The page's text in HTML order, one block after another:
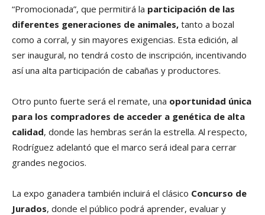
“Promocionada”, que permitirá la participación de las
diferentes generaciones de animales, tanto a bozal
como a corral, y sin mayores exigencias. Esta edición, al
ser inaugural, no tendrá costo de inscripción, incentivando
así una alta participación de cabañas y productores.
Otro punto fuerte será el remate, una oportunidad única
para los compradores de acceder a genética de alta
calidad, donde las hembras serán la estrella. Al respecto,
Rodríguez adelantó que el marco será ideal para cerrar
grandes negocios.
La expo ganadera también incluirá el clásico Concurso de
Jurados, donde el público podrá aprender, evaluar y